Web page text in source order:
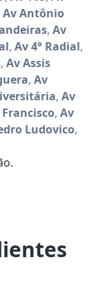
Av Antônio
, Av
, Av 4° Radial,
, Av Assis
, Av
, Av
Francisco, Av
Ludovico,